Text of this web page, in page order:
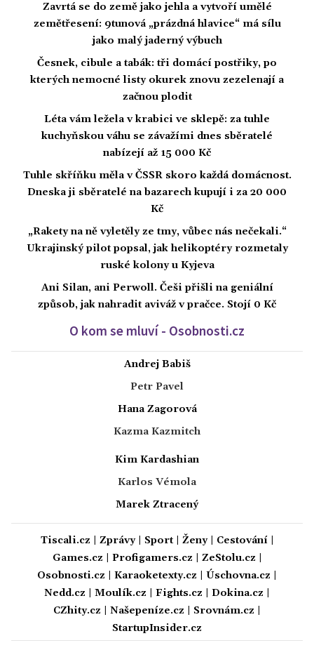
Zavrtá se do země jako jehla a vytvoří umělé
zemětřesení: 9tunová „prázdná hlavice“ má sílu
jako malý jaderný výbuch
Česnek, cibule a tabák: tři domácí postřiky, po
kterých nemocné listy okurek znovu zezelenají a
začnou plodit
Léta vám ležela v krabici ve sklepě: za tuhle
kuchyňskou váhu se závažími dnes sběratelé
nabízejí až 15 000 Kč
Tuhle skříňku měla v ČSSR skoro každá domácnost.
Dneska ji sběratelé na bazarech kupují i za 20 000
Kč
„Rakety na ně vyletěly ze tmy, vůbec nás nečekali.“
Ukrajinský pilot popsal, jak helikoptéry rozmetaly
ruské kolony u Kyjeva
Ani Silan, ani Perwoll. Češi přišli na geniální
způsob, jak nahradit aviváž v pračce. Stojí 0 Kč
O kom se mluví - Osobnosti.cz
Andrej Babiš
Petr Pavel
Hana Zagorová
Kazma Kazmitch
Kim Kardashian
Karlos Vémola
Marek Ztracený
Tiscali.cz Zprávy| Sport| Ženy| Cestování|
Games.cz
Profigamers.cz ZeStolu.cz
Osobnosti.cz
Karaoketexty.cz Úschovna.cz
Nedd.cz
Moulík.cz Fights.cz Dokina.cz
CZhity.cz
Našepeníze.cz Srovnám.cz
StartupInsider.cz